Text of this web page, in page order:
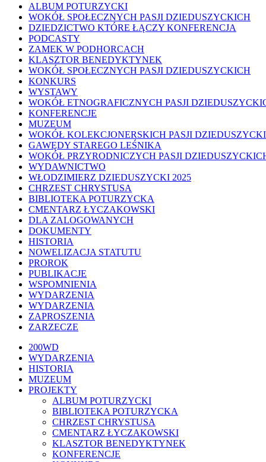
ALBUM POTURZYCKI
WOKÓŁ SPOŁECZNYCH PASJI DZIEDUSZYCKICH
DZIEDZICTWO KTÓRE ŁĄCZY KONFERENCJA
PODCASTY
ZAMEK W PODHORCACH
KLASZTOR BENEDYKTYNEK
WOKÓŁ SPOŁECZNYCH PASJI DZIEDUSZYCKICH
KONKURS
WYSTAWY
WOKÓŁ ETNOGRAFICZNYCH PASJI
KONFERENCJE
MUZEUM
WOKÓŁ KOLEKCJONERSKICH PASJI
GAWĘDY STAREGO LEŚNIKA
WOKÓŁ PRZYRODNICZYCH PASJI
WYDAWNICTWO
WŁODZIMIERZ DZIEDUSZYCKI 2025
CHRZEST CHRYSTUSA
BIBLIOTEKA POTURZYCKA
CMENTARZ ŁYCZAKOWSKI
DLA ZALOGOWANYCH
DOKUMENTY
HISTORIA
NOWELIZACJA STATUTU
PROROK
PUBLIKACJE
WSPOMNIENIA
WYDARZENIA
WYDARZENIA
ZAPROSZENIA
ZARZECZE
Close
Menu
200WD
WYDARZENIA
HISTORIA
MUZEUM
PROJEKTY
ALBUM POTURZYCKI
BIBLIOTEKA POTURZYCKA
CHRZEST CHRYSTUSA
CMENTARZ ŁYCZAKOWSKI
KLASZTOR BENEDYKTYNEK
KONFERENCJE